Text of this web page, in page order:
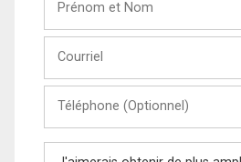
Nom
(Optionnel)
Message